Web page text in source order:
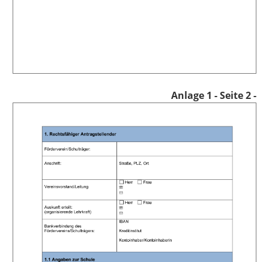
Anlage 1 - Seite 2 -